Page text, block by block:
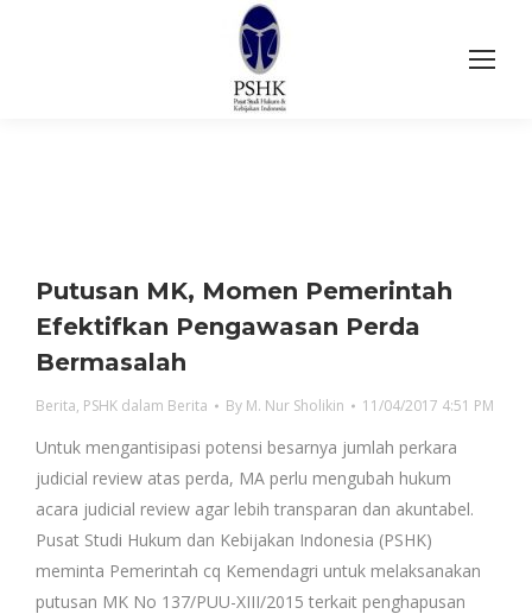
Putusan MK, Momen Pemerintah
Efektifkan Pengawasan Perda
Bermasalah
Berita, PSHK dalam Berita By M. Nur Sholikin 11/04/2017 4:51 PM
Untuk mengantisipasi potensi besarnya jumlah perkara
judicial review atas perda, MA perlu mengubah hukum
acara judicial review agar lebih transparan dan akuntabel.
Pusat Studi Hukum dan Kebijakan Indonesia (PSHK)
meminta Pemerintah cq Kemendagri untuk melaksanakan
putusan MK No 137/PUU-XIII/2015 terkait penghapusan